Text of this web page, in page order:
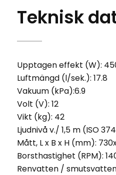
Teknisk
Upptagen effekt (W):
Luftmängd (l/sek.): 17.8
Vakuum (kPa):6.9
Volt (V): 12
Vikt (kg): 42
Ljudnivå v./ 1,5 m (ISO
Mått, L x B x H (mm):
Borsthastighet (RPM):
Renvatten /